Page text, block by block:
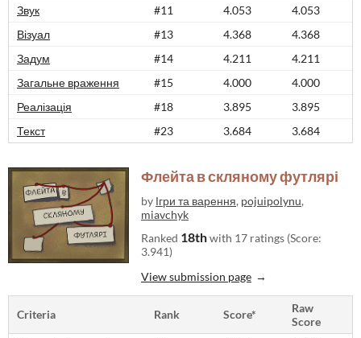
Звук
#11 4.053
4.053
Візуал
#13 4.368
4.368
Задум
#14 4.211
4.211
Загальне враження
#15 4.000
4.000
Реалізація
#18 3.895
3.895
Текст
#23 3.684 3.684
Флейта в скляному футлярі
by Ігри та варення, pojuipolynu,
miavchyk
Ranked 18thwith 17 ratings (Score:
3.941)
View submission page
Criteria Rank Score*
Raw
Score